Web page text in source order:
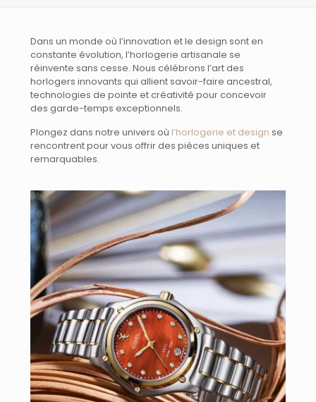
Dans un monde où l’innovation et le design sont en
constante évolution, l’horlogerie artisanale se
réinvente sans cesse. Nous célébrons l’art des
horlogers innovants qui allient savoir-faire ancestral,
technologies de pointe et créativité pour concevoir
des garde-temps exceptionnels.
Plongez dans notre univers où l’horlogerie et design se
rencontrent pour vous offrir des pièces uniques et
remarquables.